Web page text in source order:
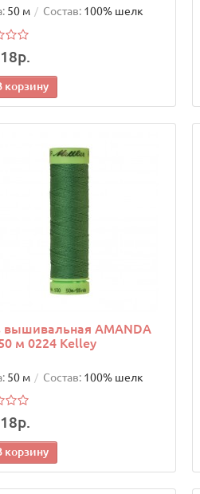
50 м Состав: 100% шелк
корзину
вышивальная AMANDA
м 0224 Kelley
50 м Состав: 100% шелк
корзину